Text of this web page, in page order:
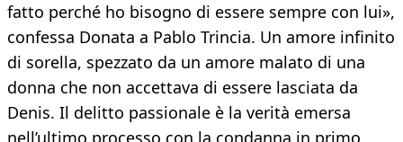
fatto perché ho bisogno di essere sempre con lui»,
confessa Donata a Pablo Trincia. Un amore infinito
di sorella, spezzato da un amore malato di una
donna che non accettava di essere lasciata da
Denis. Il delitto passionale è la verità emersa
nell’ultimo processo con la condanna in primo